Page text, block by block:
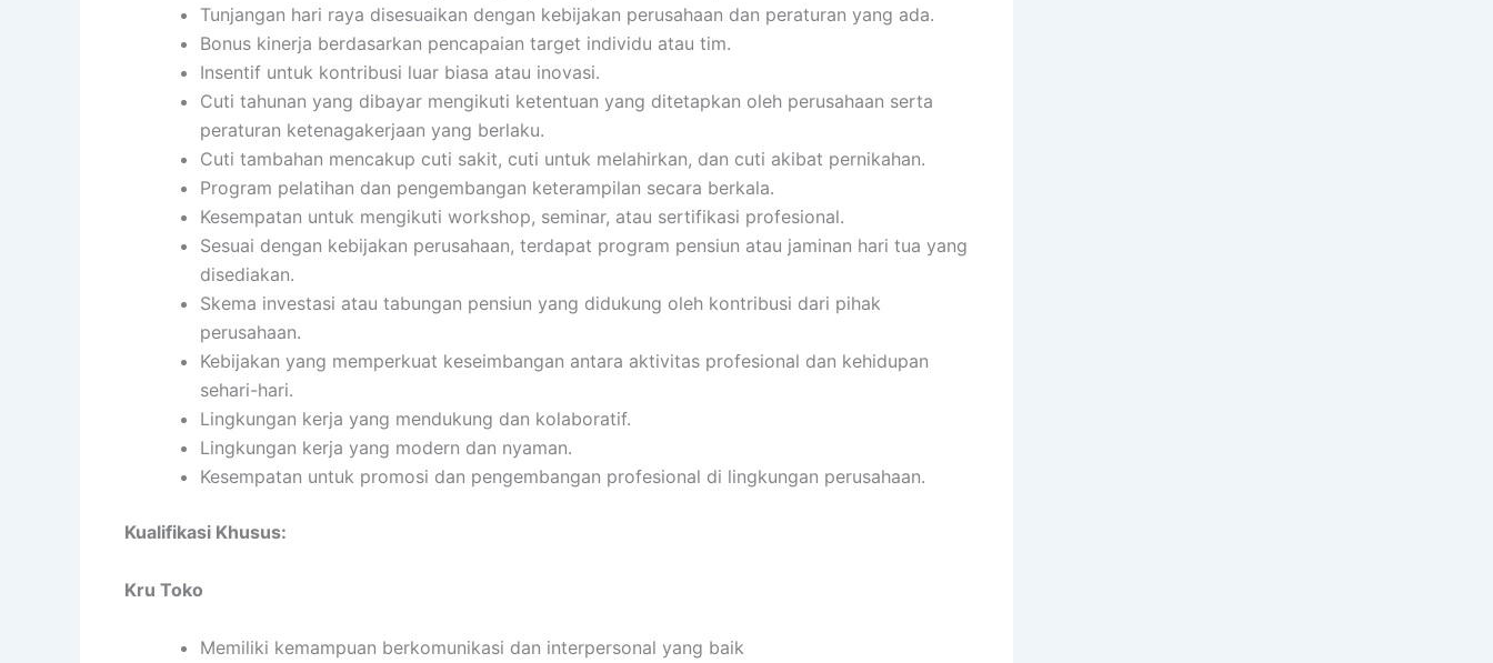
Tunjangan hari raya disesuaikan dengan kebijakan perusahaan dan peraturan yang ada.
Bonus kinerja berdasarkan pencapaian target individu atau tim.
Insentif untuk kontribusi luar biasa atau inovasi.
Cuti tahunan yang dibayar mengikuti ketentuan yang ditetapkan oleh perusahaan serta
peraturan ketenagakerjaan yang berlaku.
Cuti tambahan mencakup cuti sakit, cuti untuk melahirkan, dan cuti akibat pernikahan.
Program pelatihan dan pengembangan keterampilan secara berkala.
Kesempatan untuk mengikuti workshop, seminar, atau sertifikasi profesional.
Sesuai dengan kebijakan perusahaan, terdapat program pensiun atau jaminan hari tua yang
disediakan.
Skema investasi atau tabungan pensiun yang didukung oleh kontribusi dari pihak
perusahaan.
Kebijakan yang memperkuat keseimbangan antara aktivitas profesional dan kehidupan
sehari-hari.
Lingkungan kerja yang mendukung dan kolaboratif.
Lingkungan kerja yang modern dan nyaman.
Kesempatan untuk promosi dan pengembangan profesional di lingkungan perusahaan.
Kualifikasi Khusus:
Kru Toko
Memiliki kemampuan berkomunikasi dan interpersonal yang baik